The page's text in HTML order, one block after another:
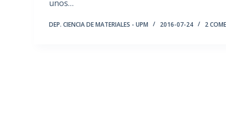
unos…
DEP. CIENCIA DE MATERIALES - UPM 2016-07-24 2